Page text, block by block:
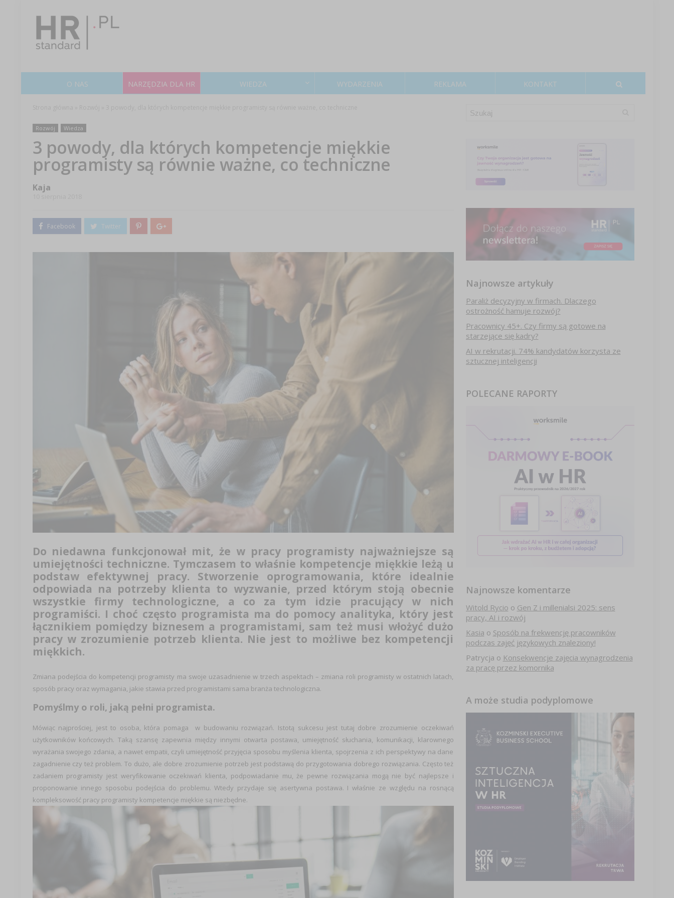
O NAS NARZĘDZIA DLA HR WIEDZA WYDARZENIA REKLAMA KONTAKT
Rozwój Wiedza
3 powody, dla których kompetencje miękkie
programisty są równie ważne, co techniczne
Kaja
Do niedawna funkcjonował mit, że w pracy programisty najważniejsze są
umiejętności techniczne. Tymczasem to właśnie kompetencje miękkie leżą u
podstaw efektywnej pracy. Stworzenie oprogramowania, które idealnie
odpowiada na potrzeby klienta to wyzwanie, przed którym stoją obecnie
wszystkie firmy technologiczne, a co za tym idzie pracujący w nich
programiści. I choć często programista ma do pomocy analityka, który jest
łącznikiem pomiędzy biznesem a programistami, sam też musi włożyć dużo
pracy w zrozumienie potrzeb klienta. Nie jest to możliwe bez kompetencji
miękkich.
Zmiana podejścia do kompetencji programisty ma swoje uzasadnienie w trzech aspektach – zmiana roli programisty w ostatnich latach,
sposób pracy oraz wymagania, jakie stawia przed programistami sama branża technologiczna.
Pomyślmy o roli, jaką pełni programista.
Mówiąc najprościej, jest to osoba, która pomaga w budowaniu rozwiązań. Istotą sukcesu jest tutaj dobre zrozumienie oczekiwań
użytkowników końcowych. Taką szansę zapewnia między innymi otwarta postawa, umiejętność słuchania, komunikacji, klarownego
wyrażania swojego zdania, a nawet empatii, czyli umiejętność przyjęcia sposobu myślenia klienta, spojrzenia z ich perspektywy na dane
zagadnienie czy też problem. To dużo, ale dobre zrozumienie potrzeb jest podstawą do przygotowania dobrego rozwiązania. Często też
zadaniem programisty jest weryfikowanie oczekiwań klienta, podpowiadanie mu, że pewne rozwiązania mogą nie być najlepsze i
proponowanie innego sposobu podejścia do problemu. Wtedy przydaje się asertywna postawa. I właśnie ze względu na rosnącą
kompleksowość pracy programisty kompetencje miękkie są niezbędne.
Najnowsze artykuły
Paraliż decyzyjny w firmach. Dlaczego
ostrożność hamuje rozwój?
Pracownicy 45+. Czy firmy są gotowe na
starzejące się kadry?
AI w rekrutacji. 74% kandydatów korzysta ze
sztucznej inteligencji
POLECANE RAPORTY
Najnowsze komentarze
Witold Rycio o Gen Z i millenialsi 2025: sens
pracy, AI i rozwój
Kasia o Sposób na frekwencję pracowników
podczas zajęć językowych znaleziony!
Patrycja o Konsekwencje zajęcia wynagrodzenia
za pracę przez komornika
A może studia podyplomowe